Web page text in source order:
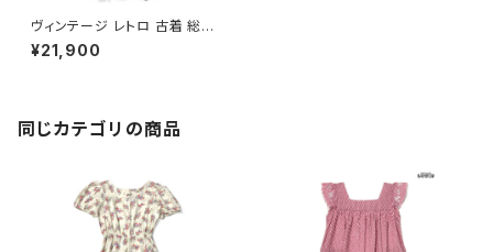
ヴィンテージ レトロ 古着 総柄
コットン ロング丈 半袖 ワンピー
ス 赤 (otu2304130)
¥21,900
同じカテゴリの商品